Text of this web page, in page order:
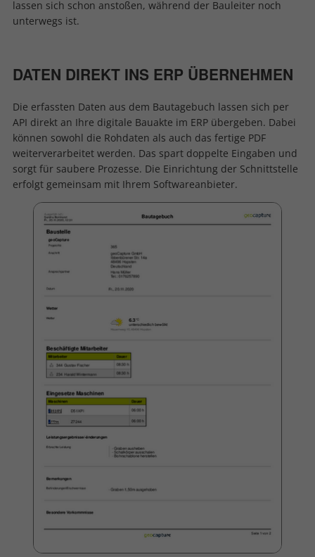
lassen sich schon anstoßen, während der Bauleiter noch
unterwegs ist.
DATEN DIREKT INS ERP ÜBERNEHMEN
Die erfassten Daten aus dem Bautagebuch lassen sich per
API direkt an Ihre digitale Bauakte im ERP übergeben. Dabei
können sowohl die Rohdaten als auch das fertige PDF
weiterverarbeitet werden. Das spart doppelte Eingaben und
sorgt für saubere Prozesse. Die Einrichtung der Schnittstelle
erfolgt gemeinsam mit Ihrem Softwareanbieter.